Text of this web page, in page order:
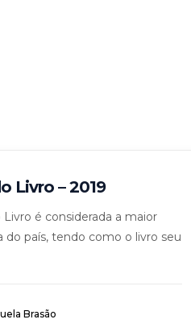
Livro – 2019
Livro é considerada a maior
do país, tendo como o livro seu
Brasão